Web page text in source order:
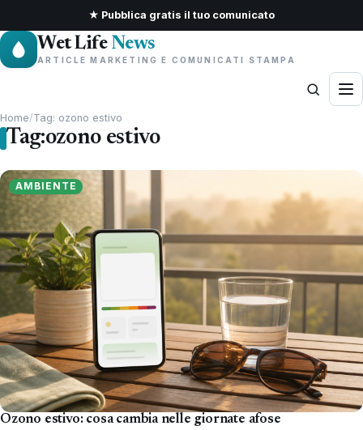
★ Pubblica gratis il tuo comunicato
Wet Life News
ARTICLE MARKETING E COMUNICATI STAMPA
Home/Tag: ozono estivo
Tag:ozono estivo
AMBIENTE
Ozono estivo: cosa cambia nelle giornate afose